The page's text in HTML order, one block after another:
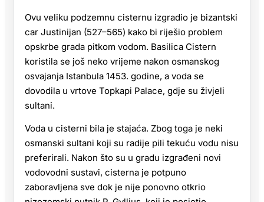
Ovu veliku podzemnu cisternu izgradio je bizantski
car Justinijan (527–565) kako bi riješio problem
opskrbe grada pitkom vodom. Basilica Cistern
koristila se još neko vrijeme nakon osmanskog
osvajanja Istanbula 1453. godine, a voda se
dovodila u vrtove Topkapi Palace, gdje su živjeli
sultani.
Voda u cisterni bila je stajaća. Zbog toga je neki
osmanski sultani koji su radije pili tekuću vodu nisu
preferirali. Nakon što su u gradu izgrađeni novi
vodovodni sustavi, cisterna je potpuno
zaboravljena sve dok je nije ponovno otkrio